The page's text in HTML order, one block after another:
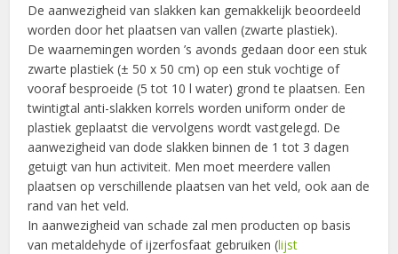
De aanwezigheid van slakken kan gemakkelijk beoordeeld
worden door het plaatsen van vallen (zwarte plastiek).
De waarnemingen worden ’s avonds gedaan door een stuk
zwarte plastiek (± 50 x 50 cm) op een stuk vochtige of
vooraf besproeide (5 tot 10 l water) grond te plaatsen. Een
twintigtal anti-slakken korrels worden uniform onder de
plastiek geplaatst die vervolgens wordt vastgelegd. De
aanwezigheid van dode slakken binnen de 1 tot 3 dagen
getuigt van hun activiteit. Men moet meerdere vallen
plaatsen op verschillende plaatsen van het veld, ook aan de
rand van het veld.
In aanwezigheid van schade zal men producten op basis
van metaldehyde of ijzerfosfaat gebruiken (lijst